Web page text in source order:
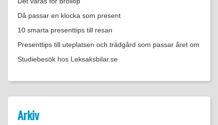
Då passar en klocka som present
10 smarta presenttips till resan
Presenttips till uteplatsen och trädgård som passar året om
Studiebesök hos Leksaksbilar.se
Arkiv